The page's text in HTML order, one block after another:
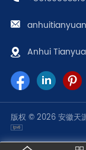
Anhui
版权 © 2026 安徽天